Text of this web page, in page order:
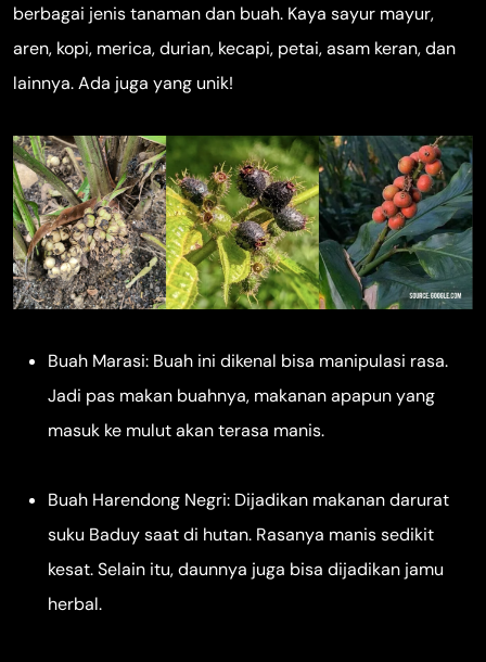
berbagai jenis tanaman dan buah. Kaya sayur mayur,
aren, kopi, merica, durian, kecapi, petai, asam keran, dan
lainnya. Ada juga yang unik!
Buah Marasi: Buah ini dikenal bisa manipulasi rasa.
Jadi pas makan buahnya, makanan apapun yang
masuk ke mulut akan terasa manis.
Buah Harendong Negri: Dijadikan makanan darurat
suku Baduy saat di hutan. Rasanya manis sedikit
kesat. Selain itu, daunnya juga bisa dijadikan jamu
herbal.